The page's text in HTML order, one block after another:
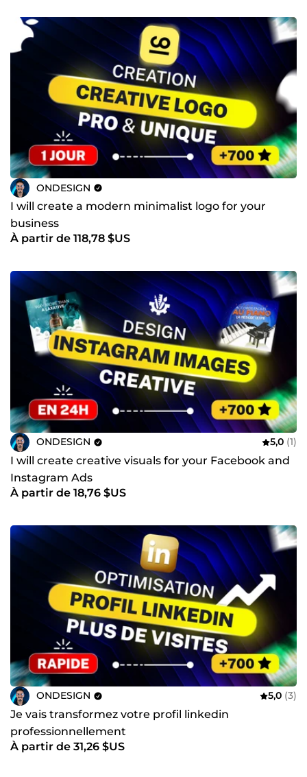
ONDESIGN
I will create a modern minimalist logo for your
business
À partir de 118,78 $US
ONDESIGN 5,0 (1)
I will create creative visuals for your Facebook and
Instagram Ads
À partir de 18,76 $US
ONDESIGN 5,0 (3)
Je vais transformez votre profil linkedin
professionnellement
À partir de 31,26 $US